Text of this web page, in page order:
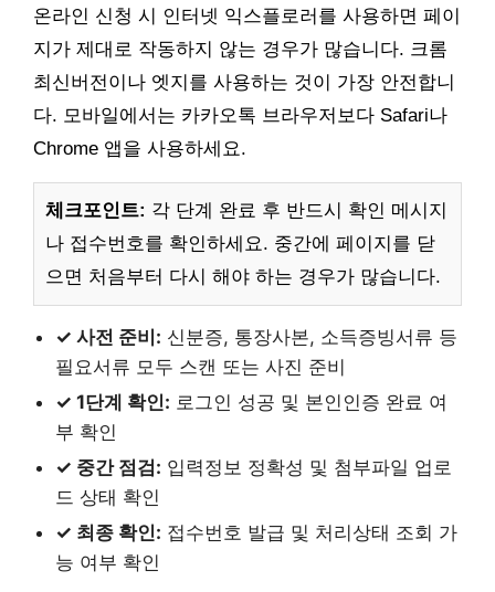
온라인 신청 시 인터넷 익스플로러를 사용하면 페이
지가 제대로 작동하지 않는 경우가 많습니다. 크롬
최신버전이나 엣지를 사용하는 것이 가장 안전합니
다. 모바일에서는 카카오톡 브라우저보다 Safari나
Chrome 앱을 사용하세요.
체크포인트: 각 단계 완료 후 반드시 확인 메시지
나 접수번호를 확인하세요. 중간에 페이지를 닫
으면 처음부터 다시 해야 하는 경우가 많습니다.
✓ 사전 준비: 신분증, 통장사본, 소득증빙서류 등
필요서류 모두 스캔 또는 사진 준비
✓ 1단계 확인: 로그인 성공 및 본인인증 완료 여
부 확인
✓ 중간 점검: 입력정보 정확성 및 첨부파일 업로
드 상태 확인
✓ 최종 확인: 접수번호 발급 및 처리상태 조회 가
능 여부 확인